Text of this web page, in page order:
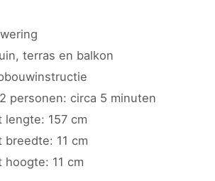
terras en balkon
personen: circa 5 minuten
lengte: 157 cm
breedte: 11 cm
hoogte: 11 cm